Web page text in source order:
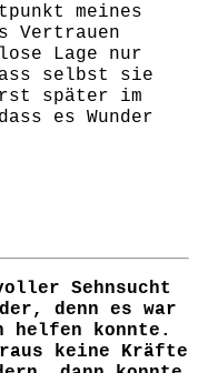
meines
Vertrauen
Lage nur
selbst sie
später im
es Wunder
Sehnsucht
denn es war
helfen konnte.
keine Kräfte